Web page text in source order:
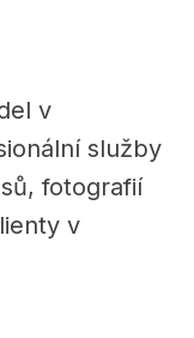
v
služby
fotografií
v